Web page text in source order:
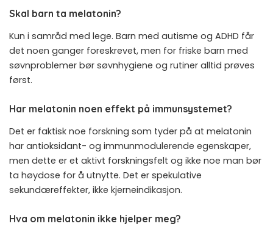
Skal barn ta melatonin?
Kun i samråd med lege. Barn med autisme og ADHD får
det noen ganger foreskrevet, men for friske barn med
søvnproblemer bør søvnhygiene og rutiner alltid prøves
først.
Har melatonin noen effekt på immunsystemet?
Det er faktisk noe forskning som tyder på at melatonin
har antioksidant- og immunmodulerende egenskaper,
men dette er et aktivt forskningsfelt og ikke noe man bør
ta høydose for å utnytte. Det er spekulative
sekundæreffekter, ikke kjerneindikasjon.
Hva om melatonin ikke hjelper meg?